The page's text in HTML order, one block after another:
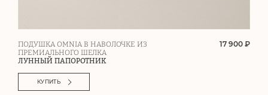
ПОДУШКА OMNIA В НАВОЛОЧКЕ ИЗ
ПРЕМИАЛЬНОГО ШЕЛКА
ЛУННЫЙ ПАПОРОТНИК
17 900 ₽
КУПИТЬ